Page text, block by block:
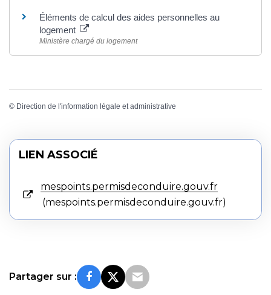
Éléments de calcul des aides personnelles au
logement
Ministère chargé du logement
© Direction de l'information légale et administrative
LIEN ASSOCIÉ
mespoints.permisdeconduire.gouv.fr
mespoints.permisdeconduire.gouv.fr
Partager sur :